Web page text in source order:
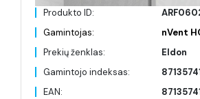
Produkto ID:
Gamintojas:
nVent
Prekių ženklas:
Eldon
Gamintojo indeksas:
EAN: